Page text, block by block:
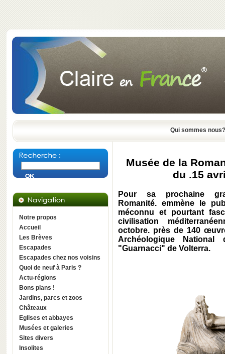
Qui sommes nous?
Notre propos
Accueil
Les Brèves
Escapades
Escapades chez nos voisins
Quoi de neuf à Paris ?
Actu-régions
Bons plans !
Jardins, parcs et zoos
Châteaux
Eglises et abbayes
Musées et galeries
Sites divers
Insolites
Musée de la
du .15
Pour sa prochaine
Romanité. emmène le
méconnu et pourtant
civilisation
octobre. près de 140
Archéologique
"Guarnacci" de Volterra.